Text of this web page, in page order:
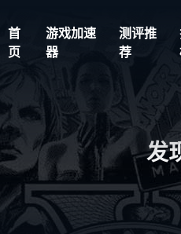
首
页
游戏加速
器
测评推
荐
发